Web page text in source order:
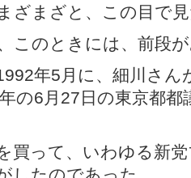
ざまざと、この目で
このときには、前段
年5月に、細川さん
の6月27日の東京都都
買って、いわゆる新
したのであった。